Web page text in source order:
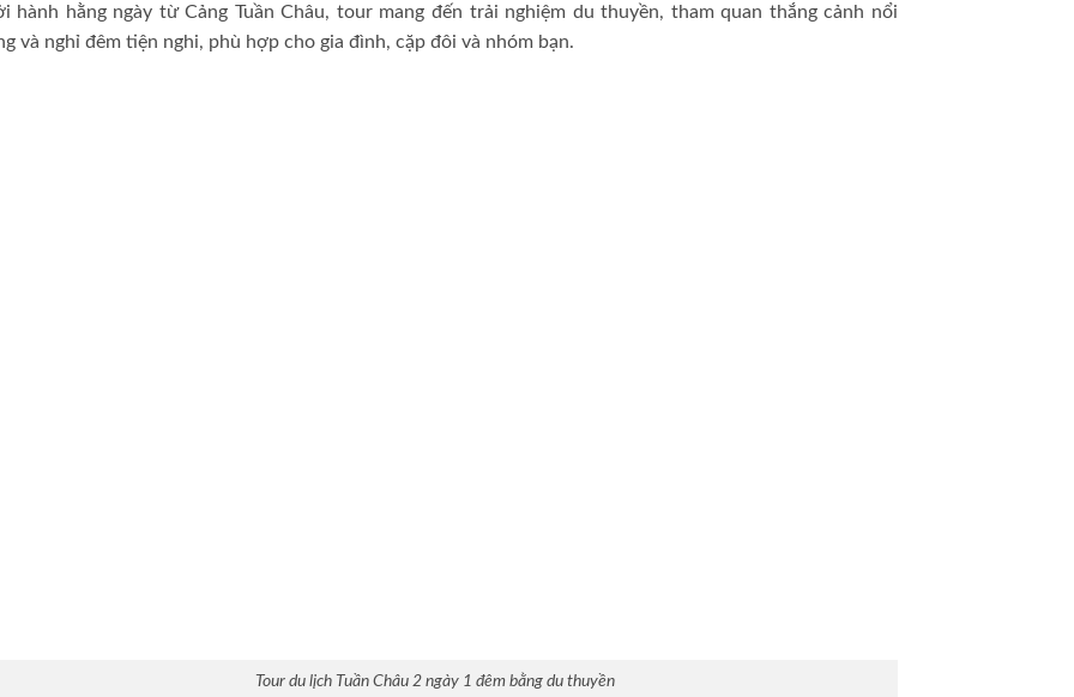
hành hằng ngày từ Cảng Tuần Châu, tour mang đến trải nghiệm du thuyền, tham quan thắng cảnh nổi
và nghỉ đêm tiện nghi, phù hợp cho gia đình, cặp đôi và nhóm bạn.
Tour du lịch Tuần Châu 2 ngày 1 đêm bằng du thuyền